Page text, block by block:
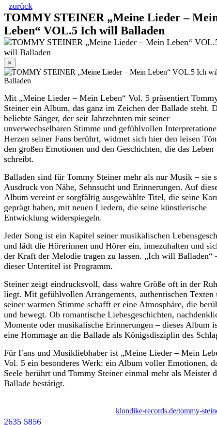
zurück
TOMMY STEINER „Meine Lieder –
Leben“ VOL.5 Ich will Balladen
×
Mit „Meine Lieder – Mein Leben“ Vol. 5 präsentiert
Steiner ein Album, das ganz im Zeichen der Ballade steht.
beliebte Sänger, der seit Jahrzehnten mit seiner
unverwechselbaren Stimme und gefühlvollen
Herzen seiner Fans berührt, widmet sich hier den leisen
den großen Emotionen und den Geschichten, die das Leben
schreibt.
Balladen sind für Tommy Steiner mehr als nur Musik – sie
Ausdruck von Nähe, Sehnsucht und Erinnerungen. Auf
Album vereint er sorgfältig ausgewählte Titel, die seine
geprägt haben, mit neuen Liedern, die seine künstlerische
Entwicklung widerspiegeln.
Jeder Song ist ein Kapitel seiner musikalischen
und lädt die Hörerinnen und Hörer ein, innezuhalten und
der Kraft der Melodie tragen zu lassen. „Ich will Balladen“
dieser Untertitel ist Programm.
Steiner zeigt eindrucksvoll, dass wahre Größe oft in der
liegt. Mit gefühlvollen Arrangements, authentischen Texten
seiner warmen Stimme schafft er eine Atmosphäre, die
und bewegt. Ob romantische Liebesgeschichten,
Momente oder musikalische Erinnerungen – dieses Album
eine Hommage an die Ballade als Königsdisziplin des
Für Fans und Musikliebhaber ist „Meine Lieder – Mein
Vol. 5 ein besonderes Werk: ein Album voller Emotionen,
Seele berührt und Tommy Steiner einmal mehr als Meister
Ballade bestätigt.
klondike-records.de/tommy-
2635 5856